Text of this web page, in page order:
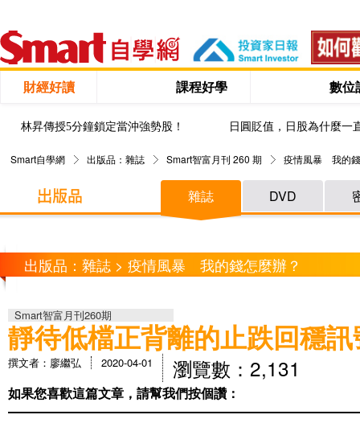
財經好讀 課程好學 數位
林昇傳授5分鐘鎖定當沖強勢股！ 日圓貶值，日股為什麼一
Smart自學網 出版品：雜誌 Smart智富月刊 260 期 疫情風暴 我的
雜誌 DVD
出版品：雜誌 > 疫情風暴 我的錢怎麼辦？
Smart智富月刊260期
靜待低檔正背離的止跌回穩
撰文者：廖繼弘 2020-04-01 瀏覽數：2,131
如果您喜歡這篇文章，請幫我們按個讚：